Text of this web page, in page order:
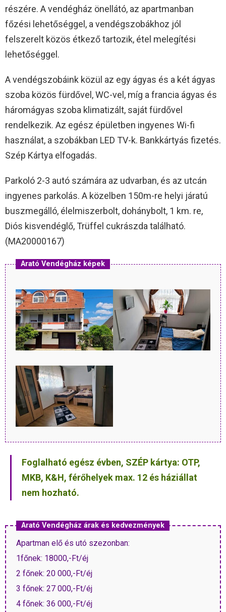
részére. A vendégház önellátó, az apartmanban
főzési lehetőséggel, a vendégszobákhoz jól
felszerelt közös étkező tartozik, étel melegítési
lehetőséggel.
A vendégszobáink közül az egy ágyas és a két ágyas
szoba közös fürdővel, WC-vel, míg a francia ágyas és
háromágyas szoba klimatizált, saját fürdővel
rendelkezik. Az egész épületben ingyenes Wi-fi
használat, a szobákban LED TV-k. Bankkártyás fizetés.
Szép Kártya elfogadás.
Parkoló 2-3 autó számára az udvarban, és az utcán
ingyenes parkolás. A közelben 150m-re helyi járatú
buszmegálló, élelmiszerbolt, dohánybolt, 1 km. re,
Diós kisvendéglő, Trüffel cukrászda található.
(MA20000167)
Arató Vendégház képek
Foglalható egész évben, SZÉP kártya: OTP,
MKB, K&H, férőhelyek max. 12 és háziállat
nem hozható.
Arató Vendégház árak és kedvezmények
Apartman elő és utó szezonban:
1főnek: 18000,-Ft/éj
2 főnek: 20 000,-Ft/éj
3 főnek: 27 000,-Ft/éj
4 főnek: 36 000,-Ft/éj